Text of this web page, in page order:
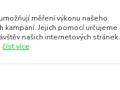
měření výkonu našeho
kampaní. Jejich pomocí určujeme
našich internetových stránek.
číst více